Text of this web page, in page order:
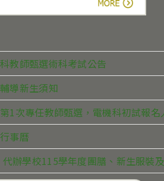
教師甄選術科考試公告
導新生須知
1次專任教師甄選，電機科初試報
事曆
代辦學校115學年度團膳、新生服裝